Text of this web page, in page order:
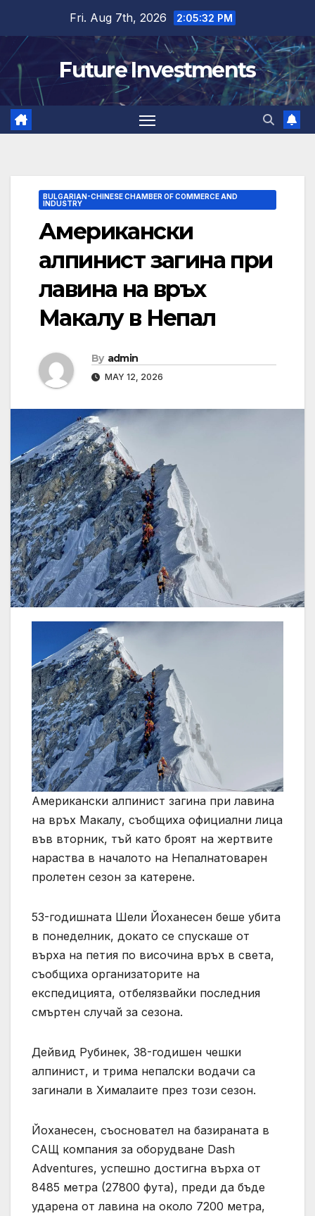
content
Fri. Aug 7th, 2026 2:05:33 PM
Future Investments
BULGARIAN-CHINESE CHAMBER OF COMMERCE AND
INDUSTRY
Американски
алпинист загина при
лавина на връх
Макалу в Непал
By admin
MAY 12, 2026
Американски алпинист загина при лавина
на връх Макалу, съобщиха официални лица
във вторник, тъй като броят на жертвите
нараства в началото на Непалнатоварен
пролетен сезон за катерене.
53-годишната Шели Йоханесен беше убита
в понеделник, докато се спускаше от
върха на петия по височина връх в света,
съобщиха организаторите на
експедицията, отбелязвайки последния
смъртен случай за сезона.
Дейвид Рубинек, 38-годишен чешки
алпинист, и трима непалски водачи са
загинали в Хималаите през този сезон.
Йоханесен, съосновател на базираната в
САЩ компания за оборудване Dash
Adventures, успешно достигна върха от
8485 метра (27800 фута), преди да бъде
ударена от лавина на около 7200 метра,